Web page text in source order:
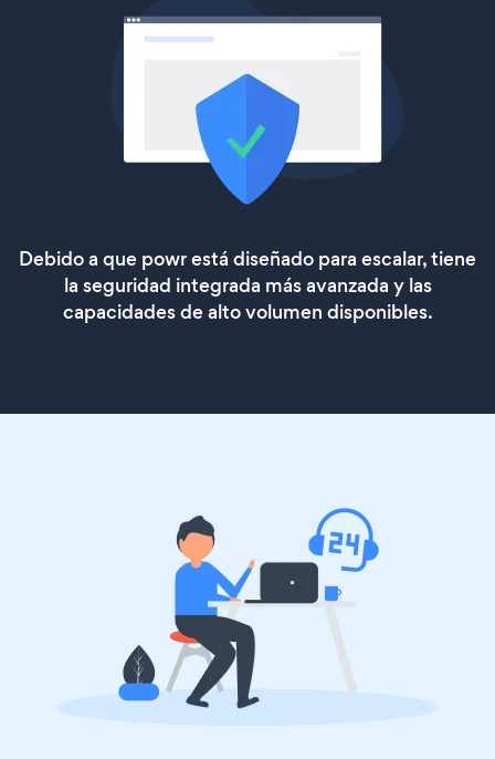
Debido a que powr está diseñado para escalar, tiene
la seguridad integrada más avanzada y las
capacidades de alto volumen disponibles.